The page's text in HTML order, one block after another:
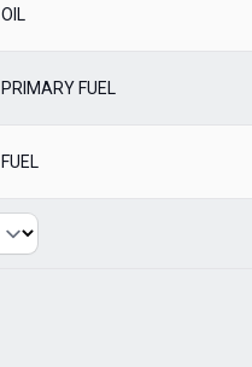
OIL
PRIMARY FUEL
FUEL